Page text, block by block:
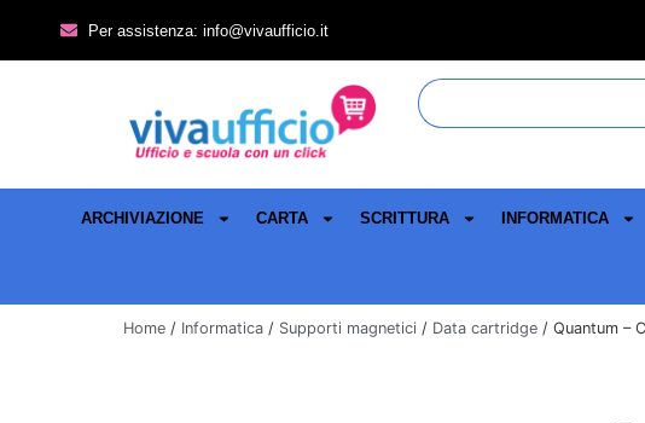
Per assistenza: info@vivaufficio.it
ARCHIVIAZIONE CARTA SCRITTURA INFORMATICA
Home / Informatica / Supporti magnetici / Data cartridge / Quantum –